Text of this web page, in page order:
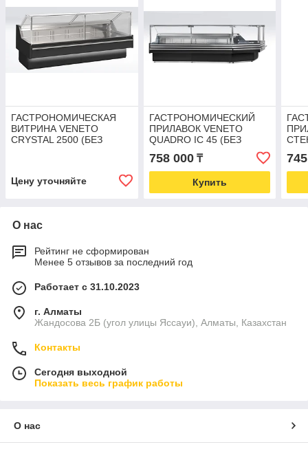
ГАСТРОНОМИЧЕСКАЯ
ВИТРИНА VENETO
CRYSTAL 2500 (БЕЗ
Цену уточняйте
ГАСТРОНОМИЧЕСКИЙ
ПРИЛАВОК VENETO
QUADRO IC 45 (БЕЗ
БОКОВИН)
758 000₸
Купить
О нас
Рейтинг не сформирован
Менее 5 отзывов за последний год
Работает с 31.10.2023
г. Алматы
Жандосова 2Б (угол улицы Яссауи), Алматы, Казахстан
Контакты
Сегодня выходной
Показать весь график работы
О нас